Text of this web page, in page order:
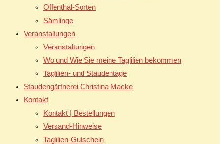
Offenthal-Sorten
Sämlinge
Veranstaltungen
Veranstaltungen
Wo und Wie Sie meine Taglilien bekommen
Taglilien- und Staudentage
Staudengärtnerei Christina Macke
Kontakt
Kontakt | Bestellungen
Versand-Hinweise
Taglilien-Gutschein